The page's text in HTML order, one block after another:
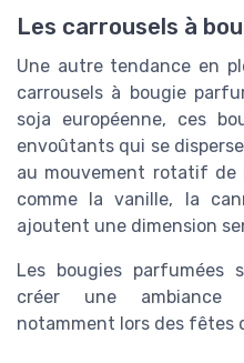
Les carrousels à
Une autre tendance en
carrousels à bougie
soja européenne, ces
envoûtants qui se
au mouvement rotatif de
comme la vanille, la
ajoutent une dimension
Les bougies parfumées
créer une ambiance
notamment lors des fêtes